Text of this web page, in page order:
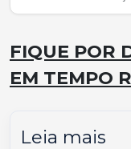
FIQUE POR
EM TEMPO
Leia mais